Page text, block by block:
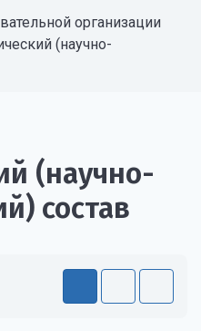
организации
(научно-
(научно-
состав